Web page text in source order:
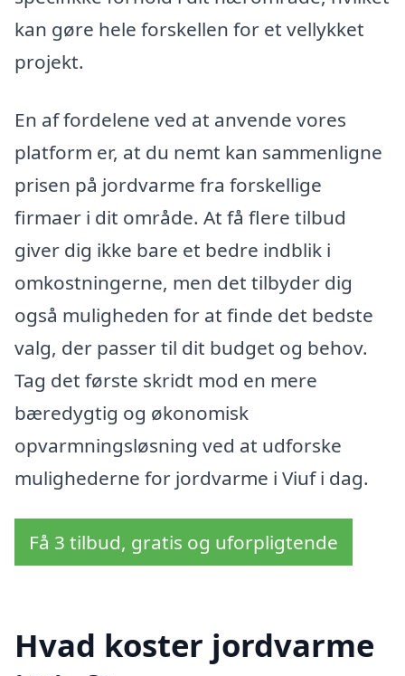
kan gøre hele forskellen for et vellykket
projekt.
En af fordelene ved at anvende vores
platform er, at du nemt kan sammenligne
prisen på jordvarme fra forskellige
firmaer i dit område. At få flere tilbud
giver dig ikke bare et bedre indblik i
omkostningerne, men det tilbyder dig
også muligheden for at finde det bedste
valg, der passer til dit budget og behov.
Tag det første skridt mod en mere
bæredygtig og økonomisk
opvarmningsløsning ved at udforske
mulighederne for jordvarme i Viuf i dag.
Få 3 tilbud, gratis og uforpligtende
Hvad koster jordvarme